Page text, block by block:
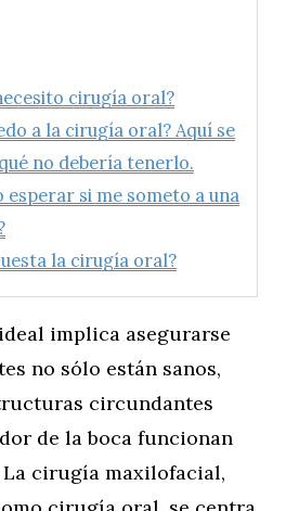
cirugía oral?
a la cirugía oral? Aquí se
no debería tenerlo.
esperar si me someto a una
la cirugía oral?
implica asegurarse
no sólo están sanos,
circundantes
de la boca funcionan
cirugía maxilofacial,